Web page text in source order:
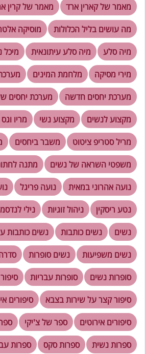
מאמר של קארין ארד
מאמר של קרין
מה עושים בליל הכלולות
מוסיקה
מיה סלע
מיה סלע עיתונאית מיכל
מירי מסיקה
מלחמת המינים
מערכת יחסים חדשה
מערכת יחסים
מקצוע לנשים
מקצוע נשי
מריו
מריל סטריפ ציטוט
משבר ביחסים
משפטי השראה של נשים
מתנה
נועה אהרוני במאית
נועה פריגל
נטע ריסקין
ניהול זוגיות נילי
נשים
נשים כותבות
נשים כותבות
נשים משפיעות
נשים סופרות
סופרות נשים
סופרות עבריות
סיפור קצר על שירות בצבא
סיפורים
סיפורים אירוטים
ספר של צ'יקי
ספרות נשית
ספרות סקס
ספרות